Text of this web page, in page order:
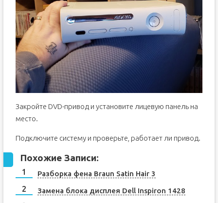
Закройте DVD-привод и установите лицевую панель на
место.
Подключите систему и проверьте, работает ли привод.
Похожие Записи:
Разборка фена Braun Satin Hair 3
Замена блока дисплея Dell Inspiron 1428